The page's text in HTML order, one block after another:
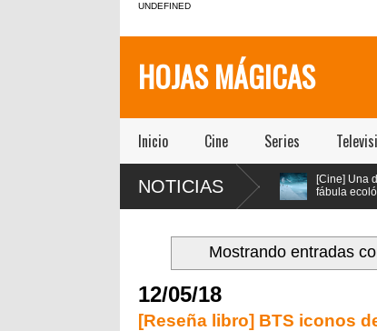
UNDEFINED
HOJAS MÁGICAS
Inicio Cine Series
NOTICIAS
[Teatro] “El Impostor”
lleva el clásico Tartufo a
[Cine] Una
fábula ecológica
Mostrando entradas
12/05/18
[Reseña libro] BTS iconos